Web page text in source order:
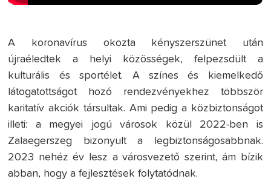
A koronavírus okozta kényszerszünet után
újraéledtek a helyi közösségek, felpezsdült a
kulturális és sportélet. A színes és kiemelkedő
látogatottságot hozó rendezvényekhez többször
karitatív akciók társultak. Ami pedig a közbiztonságot
illeti: a megyei jogú városok közül 2022-ben is
Zalaegerszeg bizonyult a legbiztonságosabbnak.
2023 nehéz év lesz a városvezető szerint, ám bízik
abban, hogy a fejlesztések folytatódnak.